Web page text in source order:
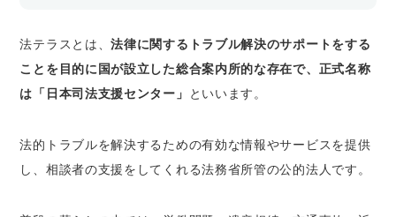
法テラスとは、法律に関するトラブル解決のサポートをする
ことを目的に国が設立した総合案内所的な存在で、正式名称
は「日本司法支援センター」
といいます。
法的トラブルを解決するための有効な情報やサービスを提供
し、相談者の支援をしてくれる法務省所管の公的法人です。